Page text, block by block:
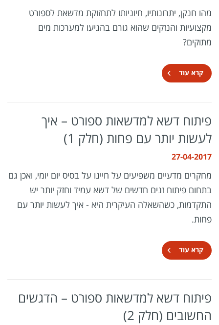
מהו חנקן, יתרונותיו, חיוניותו לתחזוקת מדשאת לספורט
מקצועיות והנזקים שהוא גורם בהגיעו למערכות מים
מתוקים?
קרא עוד
פיתוח דשא למדשאות ספורט – איך
לעשות יותר עם פחות (חלק 1)
27-04-2017
מחקרים מדעיים משפיעים על חיינו על בסיס יום יומי, ואכן גם
בתחום פיתוח זנים חדשים של דשא עמיד וחזק יותר יש
התקדמות, כשהשאלה העיקרית היא - איך לעשות יותר עם
פחות.
קרא עוד
פיתוח דשא למדשאות ספורט – הדגשים
החשובים (חלק 2)